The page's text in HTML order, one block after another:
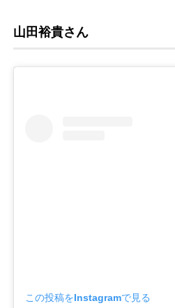
山田裕貴さん
この投稿をInstagramで見る